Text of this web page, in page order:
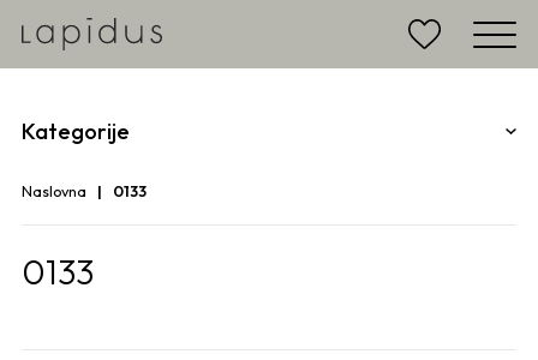
Kategorije
Naslovna 0133
0133